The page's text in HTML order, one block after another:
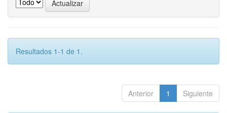
Resultados 1-1 de 1.
Anterior 1 Siguiente